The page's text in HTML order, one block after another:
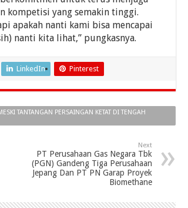
kompetisi yang semakin tinggi.
apakah nanti kami bisa mencapai
nanti kita lihat,” pungkasnya.
LinkedIn Pinterest
TANTANGAN PERSAINGAN KETAT DI TENGAH
Next
PT Perusahaan Gas Negara Tbk
(PGN) Gandeng Tiga Perusahaan
Jepang Dan PT PN Garap Proyek
Biomethane